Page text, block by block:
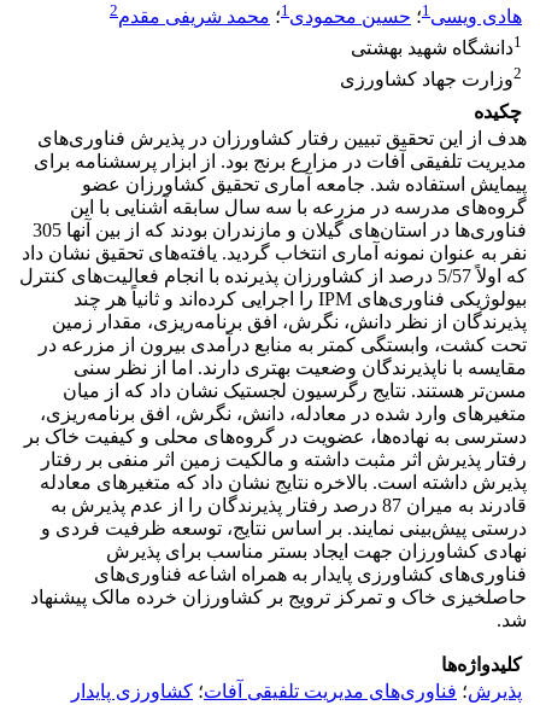
هادی ویسی1؛ حسین محمودی1؛ محمد شریفی مقدم2
1دانشگاه شهید بهشتی
2وزارت جهاد کشاورزی
چکیده
هدف از این تحقیق تبیین رفتار کشاورزان در پذیرش فناوری‌های
مدیریت تلفیقی آفات در مزارع برنج بود. از ابزار پرسشنامه برای
پیمایش استفاده شد. جامعه آماری تحقیق کشاورزان عضو
گروه‌های مدرسه در مزرعه با سه سال سابقه آشنایی با این
فناوری‌ها در استان‌های گیلان و مازندران بودند که از بین آنها 305
نفر به عنوان نمونه آماری انتخاب گردید. یافته‌های تحقیق نشان داد
که اولاً 5/57 درصد از کشاورزان پذیرنده با انجام فعالیت‌های کنترل
بیولوژیکی فناوری‌های IPM را اجرایی کرده‌اند و ثانیاً هر چند
پذیرندگان از نظر دانش، نگرش، افق برنامه‌ریزی، مقدار زمین
تحت کشت، وابستگی کمتر به منابع درآمدی بیرون از مزرعه در
مقایسه با ناپذیرندگان وضعیت بهتری دارند. اما از نظر سنی
مسن‌تر هستند. نتایج رگرسیون لجستیک نشان داد که از میان
متغیرهای وارد شده در معادله، دانش، نگرش، افق برنامه‌ریزی،
دسترسی به نهاده‌ها، عضویت در گروه‌های محلی و کیفیت خاک بر
رفتار پذیرش اثر مثبت داشته و مالکیت زمین اثر منفی بر رفتار
پذیرش داشته است. بالاخره نتایج نشان داد که متغیرهای معادله
قادرند به میران 87 درصد رفتار پذیرندگان را از عدم پذیرش به
درستی پیش‌بینی نمایند. بر اساس نتایج، توسعه ظرفیت فردی و
نهادی کشاورزان جهت ایجاد بستر مناسب برای پذیرش
فناوری‌های کشاورزی پایدار به همراه اشاعه فناوری‌های
حاصلخیزی خاک و تمرکز ترویج بر کشاورزان خرده مالک پیشنهاد
شد.
کلیدواژه‌ها
پذیرش؛ فناوری‌های مدیریت تلفیقی آفات؛ کشاورزی پایدار